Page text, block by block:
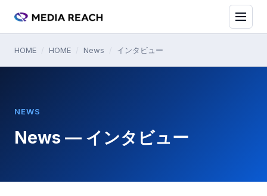
HOME HOME News インタビュー
NEWS
News — インタビュー